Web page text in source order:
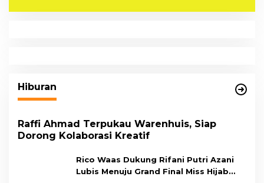
Hiburan
Raffi Ahmad Terpukau Warenhuis, Siap
Dorong Kolaborasi Kreatif
Rico Waas Dukung Rifani Putri Azani
Lubis Menuju Grand Final Miss Hijab